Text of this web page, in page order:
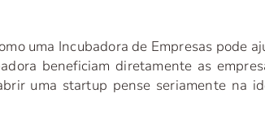
uma Incubadora de Empresas pode
beneficiam diretamente as
uma startup pense seriamente na